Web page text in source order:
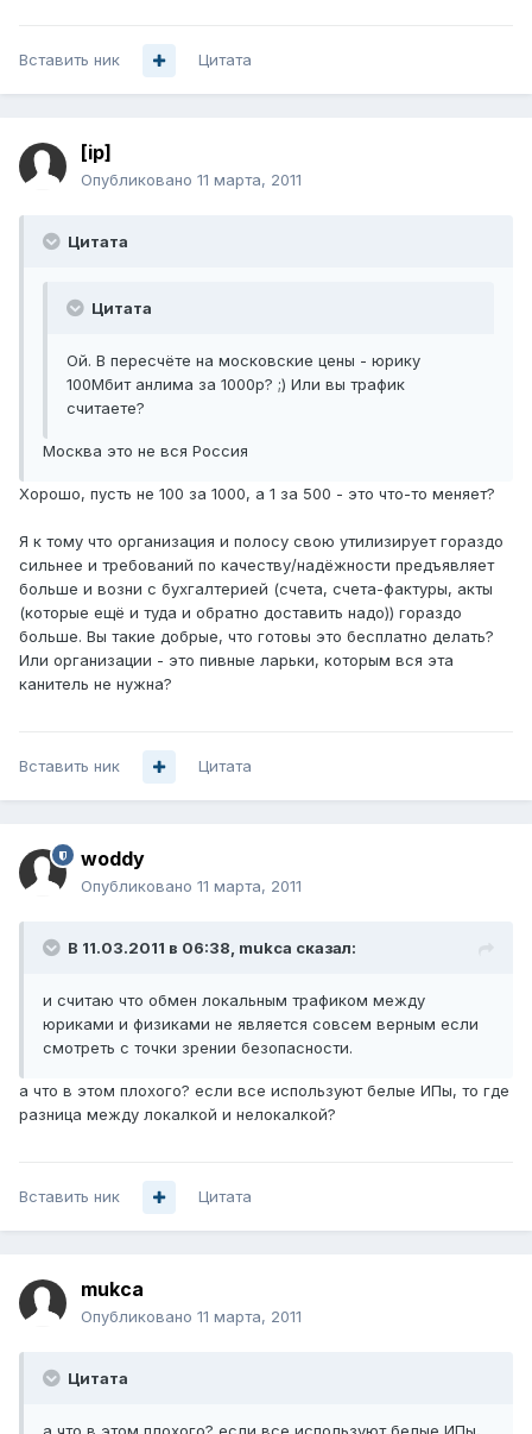
Вставить ник Цитата
[ip]
Опубликовано 11 марта, 2011
Цитата
Цитата
Ой. В пересчёте на московские цены - юрику
100Мбит анлима за 1000р? ;) Или вы трафик
считаете?
Москва это не вся Россия
Хорошо, пусть не 100 за 1000, а 1 за 500 - это что-то меняет?
Я к тому что организация и полосу свою утилизирует гораздо
сильнее и требований по качеству/надёжности предъявляет
больше и возни с бухгалтерией (счета, счета-фактуры, акты
(которые ещё и туда и обратно доставить надо)) гораздо
больше. Вы такие добрые, что готовы это бесплатно делать?
Или организации - это пивные ларьки, которым вся эта
канитель не нужна?
Вставить ник Цитата
woddy
Опубликовано 11 марта, 2011
В 11.03.2011 в 06:38, mukca сказал:
и считаю что обмен локальным трафиком между
юриками и физиками не является совсем верным если
смотреть с точки зрении безопасности.
а что в этом плохого? если все используют белые ИПы, то где
разница между локалкой и нелокалкой?
Вставить ник Цитата
mukca
Опубликовано 11 марта, 2011
Цитата